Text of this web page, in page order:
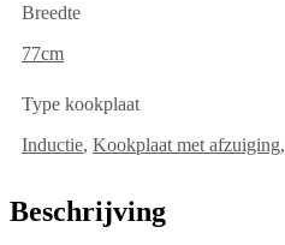
Breedte
77cm
Type kookplaat
Inductie, Kookplaat met afzuiging,
Beschrijving